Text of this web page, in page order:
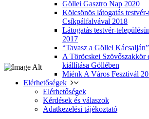
Göllei Gasztro Nap 2020
Kölcsönös látogatás
Csíkpálfalvával 2018
Látogatás testvér-
2017
“Tavasz a Göllei Kácsalján”
A Töröcskei Szövőszakkör
kiállítása Göllében
Miénk A Város Fesztivál
Elérhetőségek
Elérhetőségek
Kérdések és válaszok
Adatkezelési tájékoztató